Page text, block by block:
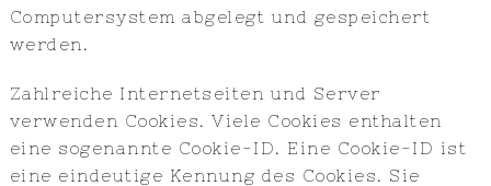
Computersystem abgelegt und gespeichert
werden.
Zahlreiche Internetseiten und Server
verwenden Cookies. Viele Cookies enthalten
eine sogenannte Cookie-ID. Eine Cookie-ID ist
eine eindeutige Kennung des Cookies. Sie